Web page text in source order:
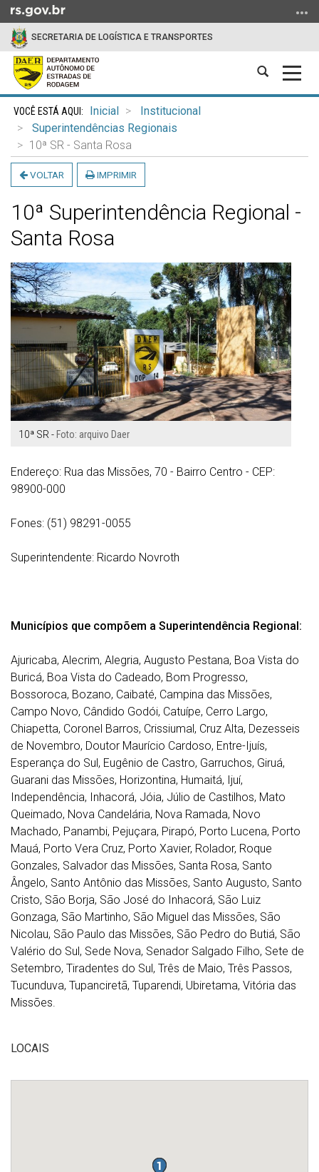
para
conteúdo
para
menu
para
SECRETARIA DE LOGÍSTICA E TRANSPORTES
Abrir
Início
conteúdo
Inicial
Institucional
Superintendências Regionais
10ª SR - Santa Rosa
VOLTAR IMPRIMIR
10ª Superintendência Regional -
Santa Rosa
10ª SR - Foto: arquivo Daer
Endereço: Rua das Missões, 70 - Bairro Centro - CEP:
98900-000
Fones: (51) 98291-0055
Superintendente: Ricardo Novroth
Municípios que compõem a Superintendência Regional:
Ajuricaba, Alecrim, Alegria, Augusto Pestana, Boa Vista do
Buricá, Boa Vista do Cadeado, Bom Progresso,
Bossoroca, Bozano, Caibaté, Campina das Missões,
Campo Novo, Cândido Godói, Catuípe, Cerro Largo,
Chiapetta, Coronel Barros, Crissiumal, Cruz Alta, Dezesseis
de Novembro, Doutor Maurício Cardoso, Entre-Ijuís,
Esperança do Sul, Eugênio de Castro, Garruchos, Giruá,
Guarani das Missões, Horizontina, Humaitá, Ijuí,
Independência, Inhacorá, Jóia, Júlio de Castilhos, Mato
Queimado, Nova Candelária, Nova Ramada, Novo
Machado, Panambi, Pejuçara, Pirapó, Porto Lucena, Porto
Mauá, Porto Vera Cruz, Porto Xavier, Rolador, Roque
Gonzales, Salvador das Missões, Santa Rosa, Santo
Ângelo, Santo Antônio das Missões, Santo Augusto, Santo
Cristo, São Borja, São José do Inhacorá, São Luiz
Gonzaga, São Martinho, São Miguel das Missões, São
Nicolau, São Paulo das Missões, São Pedro do Butiá, São
Valério do Sul, Sede Nova, Senador Salgado Filho, Sete de
Setembro, Tiradentes do Sul, Três de Maio, Três Passos,
Tucunduva, Tupanciretã, Tuparendi, Ubiretama, Vitória das
Missões.
LOCAIS